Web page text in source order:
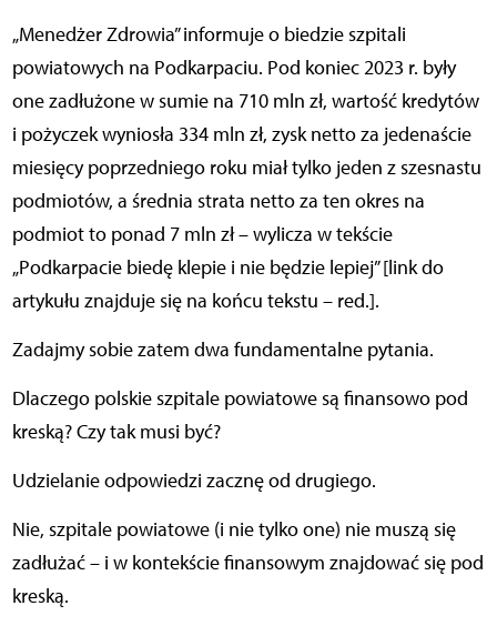
„Menedżer Zdrowia” informuje o biedzie szpitali
powiatowych na Podkarpaciu. Pod koniec 2023 r. były
one zadłużone w sumie na 710 mln zł, wartość kredytów
i pożyczek wyniosła 334 mln zł, zysk netto za jedenaście
miesięcy poprzedniego roku miał tylko jeden z szesnastu
podmiotów, a średnia strata netto za ten okres na
podmiot to ponad 7 mln zł – wylicza w tekście
„Podkarpacie biedę klepie i nie będzie lepiej” [link do
artykułu znajduje się na końcu tekstu – red.].
Zadajmy sobie zatem dwa fundamentalne pytania.
Dlaczego polskie szpitale powiatowe są finansowo pod
kreską? Czy tak musi być?
Udzielanie odpowiedzi zacznę od drugiego.
Nie, szpitale powiatowe (i nie tylko one) nie muszą się
zadłużać – i w kontekście finansowym znajdować się pod
kreską.